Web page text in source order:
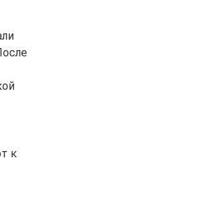
к